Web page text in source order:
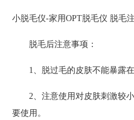
小脱毛仪-家用OPT脱毛仪 脱毛
脱毛后注意事项：
1、脱过毛的皮肤不能暴露在
2、注意使用对皮肤刺激较小
要使用。